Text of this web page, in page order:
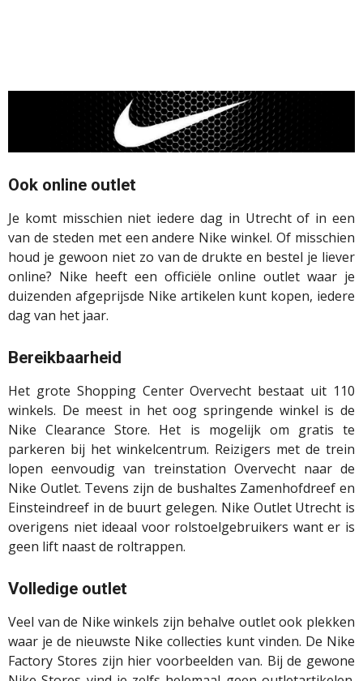
Ook online outlet
Je komt misschien niet iedere dag in Utrecht of in een
van de steden met een andere Nike winkel. Of misschien
houd je gewoon niet zo van de drukte en bestel je liever
online? Nike heeft een officiële online outlet waar je
duizenden afgeprijsde Nike artikelen kunt kopen, iedere
dag van het jaar.
Bereikbaarheid
Het grote Shopping Center Overvecht bestaat uit 110
winkels. De meest in het oog springende winkel is de
Nike Clearance Store. Het is mogelijk om gratis te
parkeren bij het winkelcentrum. Reizigers met de trein
lopen eenvoudig van treinstation Overvecht naar de
Nike Outlet. Tevens zijn de bushaltes Zamenhofdreef en
Einsteindreef in de buurt gelegen. Nike Outlet Utrecht is
overigens niet ideaal voor rolstoelgebruikers want er is
geen lift naast de roltrappen.
Volledige outlet
Veel van de Nike winkels zijn behalve outlet ook plekken
waar je de nieuwste Nike collecties kunt vinden. De Nike
Factory Stores zijn hier voorbeelden van. Bij de gewone